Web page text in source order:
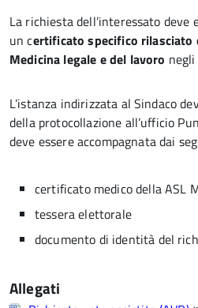
La richiesta dell’interessato deve
un certificato specifico rilasciato
Medicina legale e del lavoro
L’istanza indirizzata al Sindaco
della protocollazione all’ufficio
deve essere accompagnata dai
certificato medico della ASL
tessera elettorale
documento di identità del
Allegati